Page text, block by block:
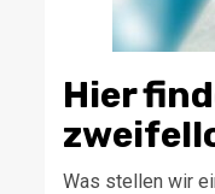
Hier
Was stellen wir